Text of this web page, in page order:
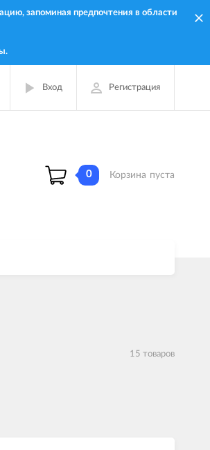
запоминая предпочтения в области
Вход Регистрация
0 Корзина пуста
15 товаров